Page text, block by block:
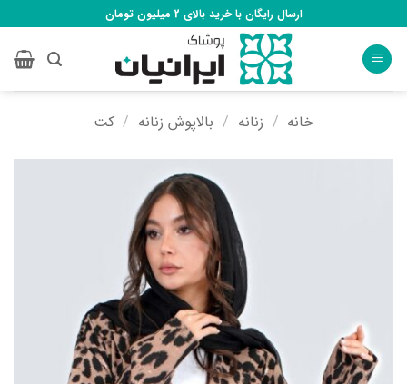
to
content
ارسال رایگان با خرید بالای 2 میلیون تومان
خانه / زنانه / بالاپوش زنانه / کت